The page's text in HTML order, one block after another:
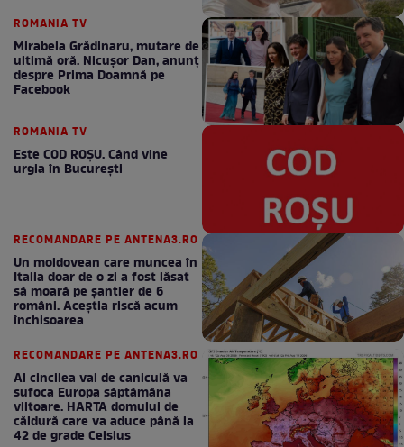
ROMANIA TV
Mirabela Grădinaru, mutare de
ultimă oră. Nicuşor Dan, anunţ
despre Prima Doamnă pe
Facebook
ROMANIA TV
Este COD ROŞU. Când vine
urgia în Bucureşti
RECOMANDARE PE ANTENA3.RO
Un moldovean care muncea în
Italia doar de o zi a fost lăsat
să moară pe şantier de 6
români. Aceștia riscă acum
închisoarea
RECOMANDARE PE ANTENA3.RO
Al cincilea val de caniculă va
sufoca Europa săptămâna
viitoare. HARTA domului de
căldură care va aduce până la
42 de grade Celsius